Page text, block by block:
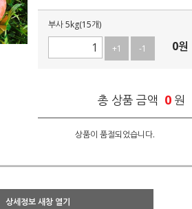
부사 5kg(15개)
+1 -1 0원
총 상품 금액 0 원
상품이 품절되었습니다.
상세정보 새창 열기